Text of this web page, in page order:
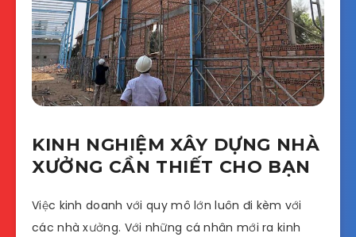
KINH NGHIỆM XÂY DỰNG NHÀ
XƯỞNG CẦN THIẾT CHO BẠN
Việc kinh doanh với quy mô lớn luôn đi kèm với
các nhà xưởng. Với những cá nhân mới ra kinh